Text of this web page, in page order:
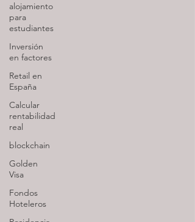
alojamiento
para
estudiantes
Inversión
en factores
Retail en
España
Calcular
rentabilidad
real
blockchain
Golden
Visa
Fondos
Hoteleros